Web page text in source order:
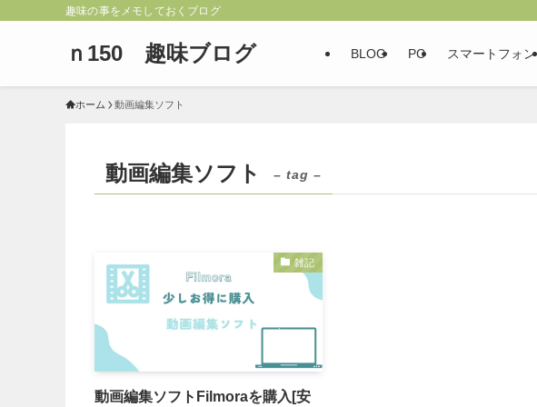
趣味の事をメモしておくブログ
ｎ150 趣味ブログ BLOG PC スマートフォン
ホーム 動画編集ソフト
動画編集ソフト – tag –
雑記
動画編集ソフトFilmoraを購入[安